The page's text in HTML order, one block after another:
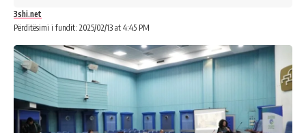
Përditësimi i fundit: 2025/02/13 at 4:45 PM
3shi.net